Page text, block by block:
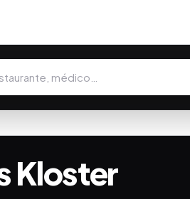
Kloster